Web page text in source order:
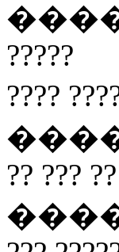
?????
????
?? ???
����